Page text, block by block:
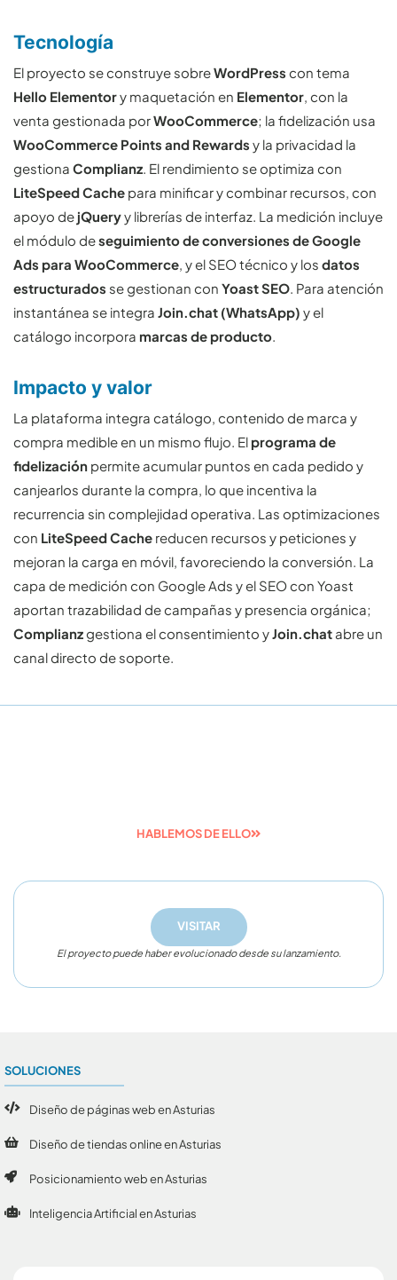
Tecnología
El proyecto se construye sobreWordPress con tema
Hello Elementory maquetación en Elementor, con la
venta gestionada porWooCommerce; la fidelización usa
WooCommerce Points and Rewards y la privacidad la
gestiona Complianz. El rendimiento se optimiza con
LiteSpeed Cache para minificar y combinar recursos, con
apoyo de jQueryy librerías de interfaz. La medición incluye
el módulo deseguimiento de conversiones de Google
Ads para WooCommerce, y el SEO técnico y los datos
estructurados se gestionan con Yoast SEO. Para atención
instantánea se integra Join.chat (WhatsApp) y el
catálogo incorpora marcas de producto.
Impacto y valor
La plataforma integra catálogo, contenido de marca y
compra medible en un mismo flujo. El programa de
fidelización permite acumular puntos en cada pedido y
canjearlos durante la compra, lo que incentiva la
recurrencia sin complejidad operativa. Las optimizaciones
con LiteSpeed Cache reducen recursos y peticiones y
mejoran la carga en móvil, favoreciendo la conversión. La
capa de medición con Google Ads y el SEO con Yoast
aportan trazabilidad de campañas y presencia orgánica;
Complianzgestiona el consentimiento yJoin.chat abre un
canal directo de soporte.
HABLEMOS DE ELLO
VISITAR
El proyecto puede haber evolucionado desde su lanzamiento.
SOLUCIONES
Diseño de páginas web en Asturias
Diseño de tiendas online en Asturias
Posicionamiento web en Asturias
Inteligencia Artificial en Asturias